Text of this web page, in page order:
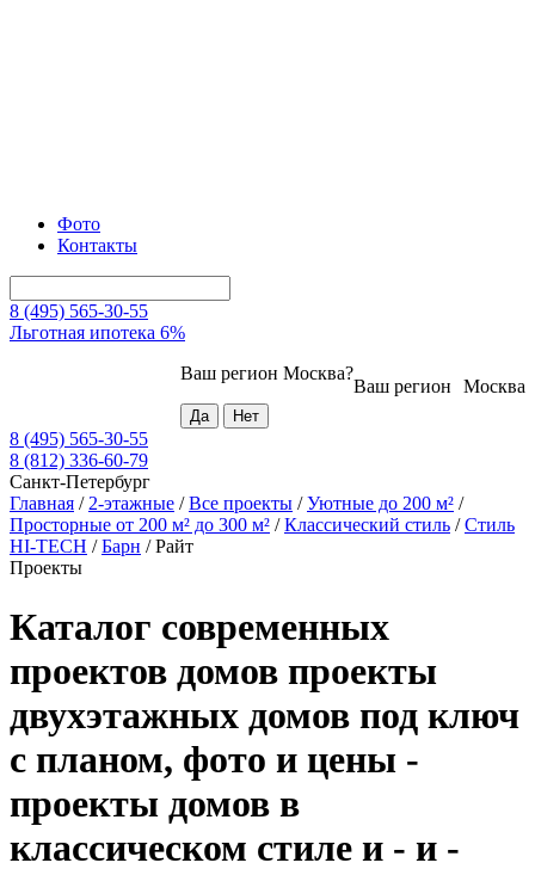
Фото
Контакты
8 (495) 565-30-55
Льготная ипотека 6%
Москва
Ваш регион
Ваш регион Москва?
8 (495) 565-30-55
8 (812) 336-60-79
Санкт-Петербург
Главная / 2-этажные /Все проекты /Уютные до 200 м² /
Просторные от 200 м² до 300 м² /Классический стиль /Стиль
HI-TECH /Барн /Райт
Проекты
Каталог современных
проектов домов проекты
двухэтажных домов под ключ
с планом, фото и цены -
проекты домов в
классическом стиле и - и -